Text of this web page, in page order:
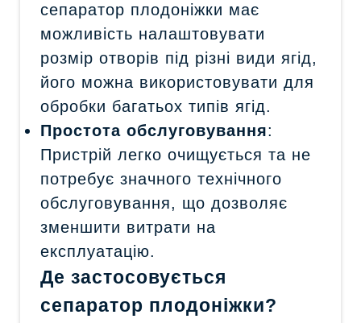
сепаратор плодоніжки має
можливість налаштовувати
розмір отворів під різні види ягід,
його можна використовувати для
обробки багатьох типів ягід.
Простота обслуговування:
Пристрій легко очищується та не
потребує значного технічного
обслуговування, що дозволяє
зменшити витрати на
експлуатацію.
Де застосовується
сепаратор плодоніжки?